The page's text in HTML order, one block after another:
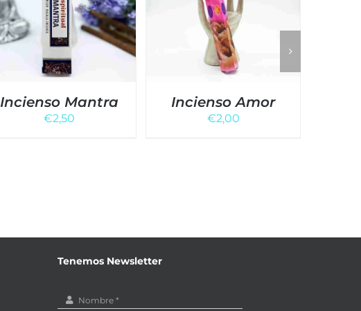
Incienso Mantra
€2,50
Incienso Amor
€2,00
Tenemos Newsletter